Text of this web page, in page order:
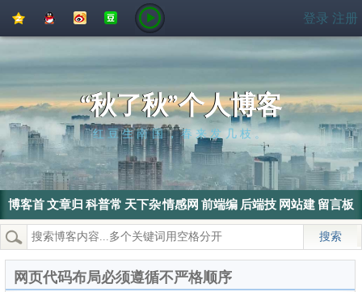
间
友
微
博
登录 注册
“秋了秋”个人博客
红豆生南国，春来发几枝。
博客首
页
文章归
档
科普常
识
天下杂
侃
情感网
文
前端编
程
后端技 网站建 留言板
wordpress SEO 搜索引擎 SEO优化 电脑
网页代码布局必须遵循不严格顺序